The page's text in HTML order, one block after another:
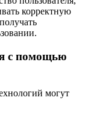
корректную
с помощью
могут